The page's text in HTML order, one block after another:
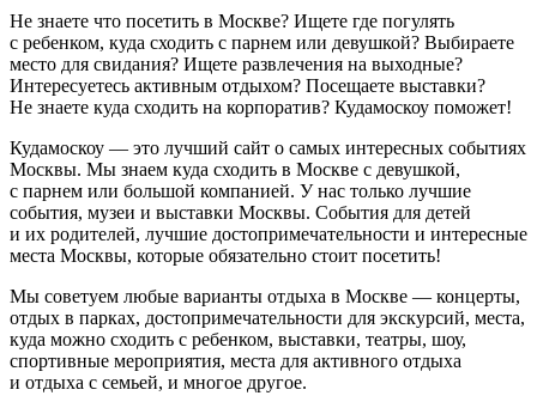
Не знаете что посетить в Москве? Ищете где погулять
с ребенком, куда сходить с парнем или девушкой? Выбираете
место для свидания? Ищете развлечения на выходные?
Интересуетесь активным отдыхом? Посещаете выставки?
Не знаете куда сходить на корпоратив? Кудамоскоу поможет!
Кудамоскоу — это лучший сайт о самых интересных событиях
Москвы. Мы знаем куда сходить в Москве с девушкой,
с парнем или большой компанией. У нас только лучшие
события, музеи и выставки Москвы. События для детей
и их родителей, лучшие достопримечательности и интересные
места Москвы, которые обязательно стоит посетить!
Мы советуем любые варианты отдыха в Москве — концерты,
отдых в парках, достопримечательности для экскурсий, места,
куда можно сходить с ребенком, выставки, театры, шоу,
спортивные мероприятия, места для активного отдыха
и отдыха с семьей, и многое другое.